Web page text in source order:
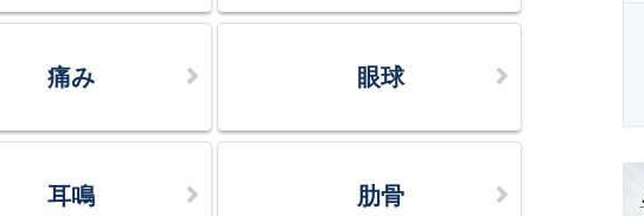
痛み 眼球
耳鳴 肋骨